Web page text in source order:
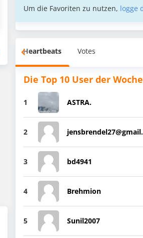
Um die Favoriten zu nutzen, logge
Heartbeats Votes
Die Top 10 User der
1 ASTRA.
2
3 bd4941
4 Brehmion
5 Sunil2007